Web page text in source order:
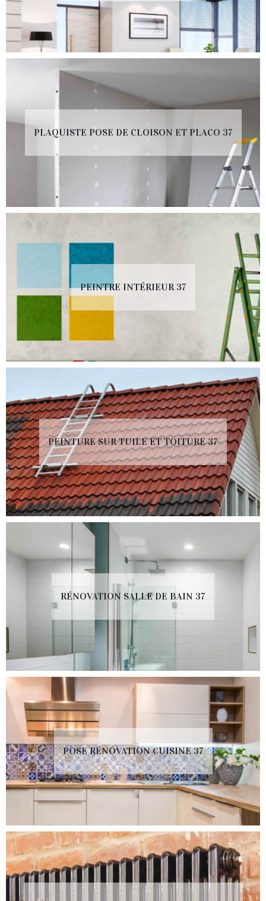
PLAQUISTE POSE DE CLOISON ET PLACO 37
PEINTRE INTÉRIEUR 37
PEINTURE SUR TUILE ET TOITURE 37
RÉNOVATION SALLE DE BAIN 37
POSE RÉNOVATION CUISINE 37